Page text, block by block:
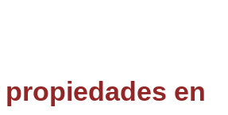
en